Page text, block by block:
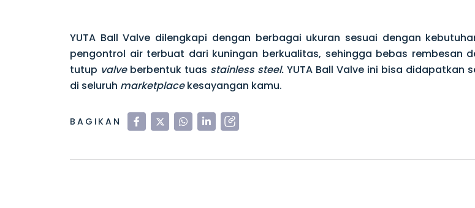
YUTA Ball Valve dilengkapi dengan berbagai ukuran sesuai dengan
pengontrol air terbuat dari kuningan berkualitas, sehingga bebas rembesan
tutup valveberbentuk tuas stainless steel. YUTA Ball Valve ini bisa didapatkan
di seluruh marketplacekesayangan kamu.
BAGIKAN